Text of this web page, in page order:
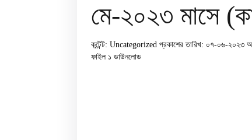
মে-২০২৩ মাসে
কন্টেন্ট: Uncategorized প্রকাশের তারিখ: ০৭-০৬-২০২৩
ফাইল ১ ডাউনলোড